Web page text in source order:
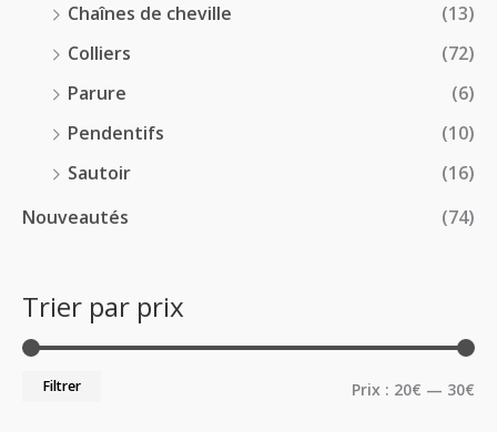
Chaînes de cheville
(13)
Colliers
(72)
Parure
(6)
Pendentifs
(10)
Sautoir
(16)
Nouveautés
(74)
Trier par prix
Filtrer Prix : 20€ — 30€